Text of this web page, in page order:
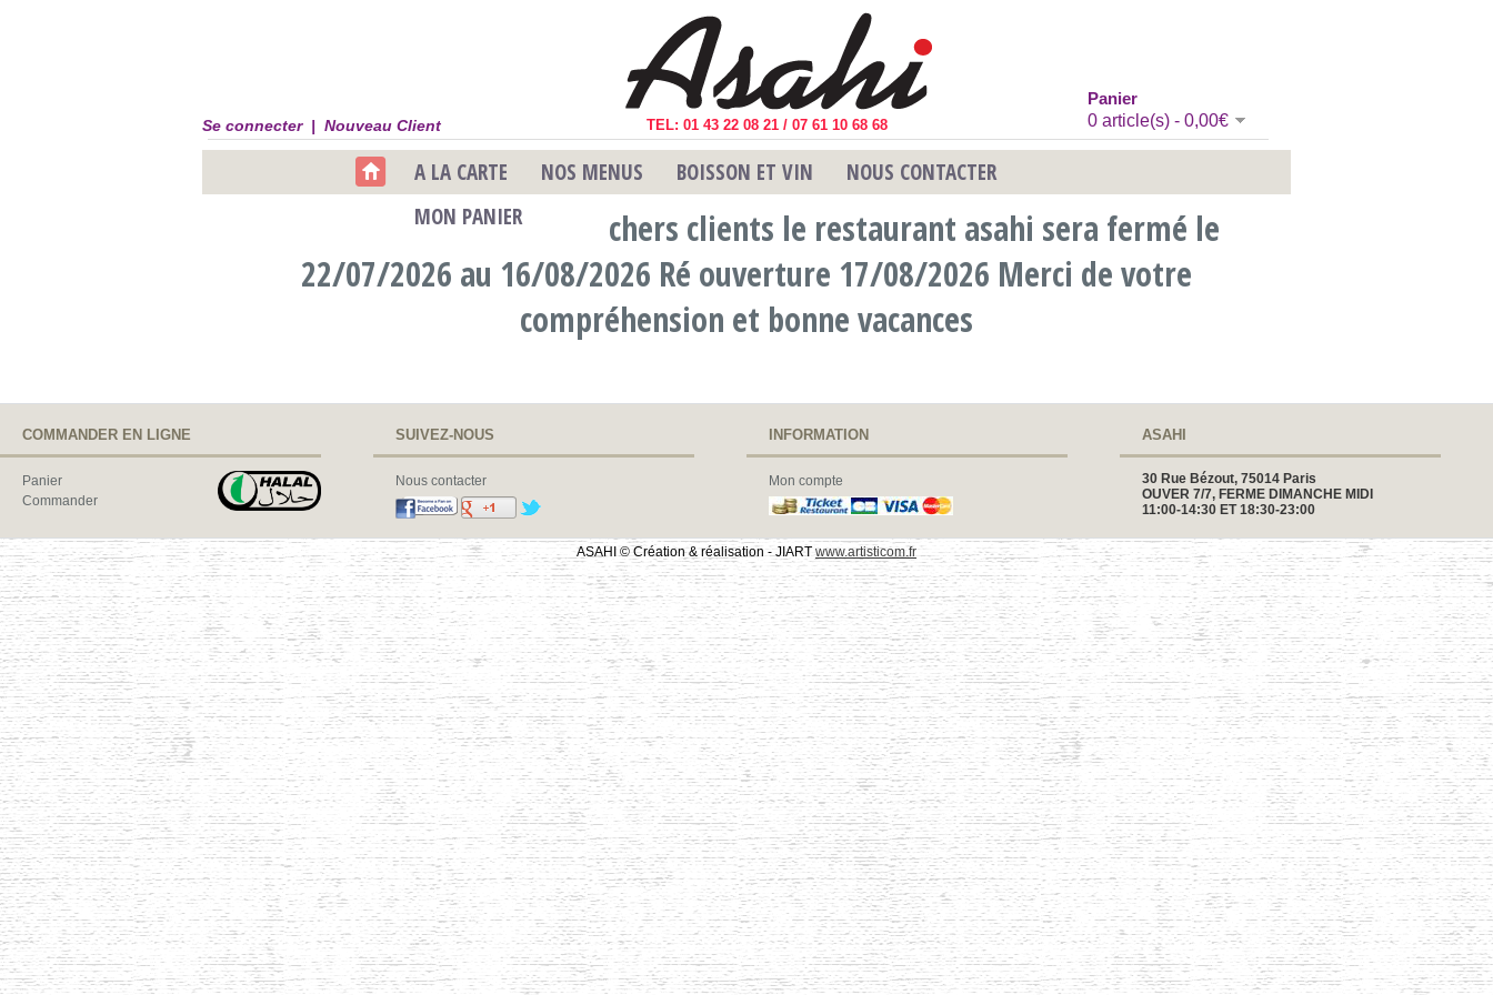
Panier
0 article(s) - 0,00€
Se connecter | Nouveau Client TEL: 01 43 22 08 21 / 07 61 10 68 68
A LA CARTE NOS MENUS BOISSON ET VIN
NOUS CONTACTER
MON PANIER
chers clients le restaurant asahi sera fermé le
22/07/2026 au 16/08/2026 Ré ouverture 17/08/2026 Merci de votre
compréhension et bonne vacances
COMMANDER EN LIGNE
Panier
Commander
SUIVEZ-NOUS
Nous contacter
INFORMATION
Mon compte
ASAHI
30 Rue Bézout, 75014 Paris
OUVER 7/7, FERME DIMANCHE MIDI
11:00-14:30 ET 18:30-23:00
ASAHI © Création & réalisation - JIART www.artisticom.fr